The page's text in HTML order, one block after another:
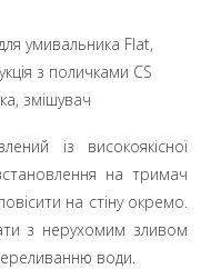
умивальника Flat,
з поличками CS
змішувач
із високоякісної
на тримач
на стіну окремо.
з нерухомим зливом
води.